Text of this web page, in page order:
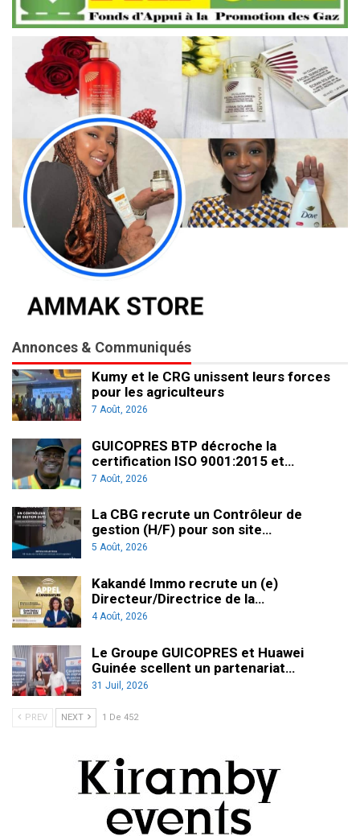
Annonces & Communiqués
Kumy et le CRG unissent leurs forces
pour les agriculteurs
7 Août, 2026
GUICOPRES BTP décroche la
certification ISO 9001:2015 et…
7 Août, 2026
La CBG recrute un Contrôleur de
gestion (H/F) pour son site…
5 Août, 2026
Kakandé Immo recrute un (e)
Directeur/Directrice de la…
4 Août, 2026
Le Groupe GUICOPRES et Huawei
Guinée scellent un partenariat…
31 Juil, 2026
PREV NEXT 1 De 452